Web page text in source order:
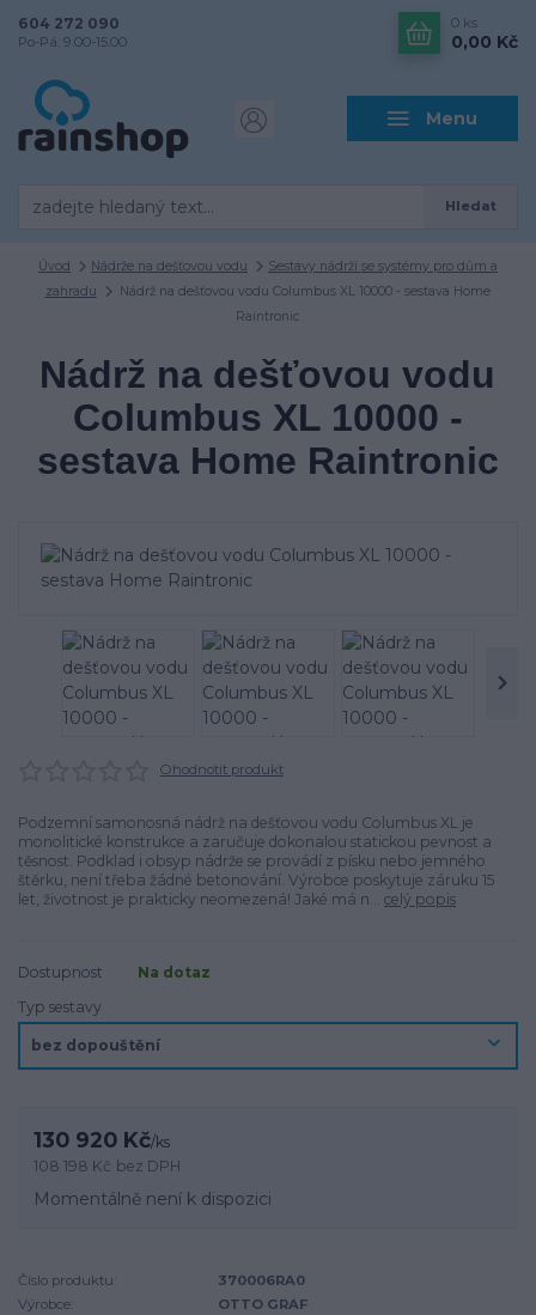
Menu
Hledat
604 272 090
Po-Pá: 9.00-15.00
0 ks
0,00 Kč
Úvod Nádrže na dešťovou vodu
Sestavy nádrží se systémy pro dům a
zahradu
Nádrž na dešťovou vodu Columbus XL 10000 - sestava Home
Raintronic
Nádrž na dešťovou vodu
Columbus XL 10000 -
sestava Home Raintronic
Ohodnotit produkt
Podzemní samonosná nádrž na dešťovou vodu Columbus XL je
monolitické konstrukce a zaručuje dokonalou statickou pevnost a
těsnost. Podklad i obsyp nádrže se provádí z písku nebo jemného
štěrku, není třeba žádné betonování. Výrobce poskytuje záruku 15
let, životnost je prakticky neomezená! Jaké má n... celý popis
Dostupnost
Na dotaz
Typ sestavy
130 920 Kč/ks
108 198 Kč bez DPH
Momentálně není k dispozici
Číslo produktu:
370006RA0
Výrobce:
OTTO GRAF